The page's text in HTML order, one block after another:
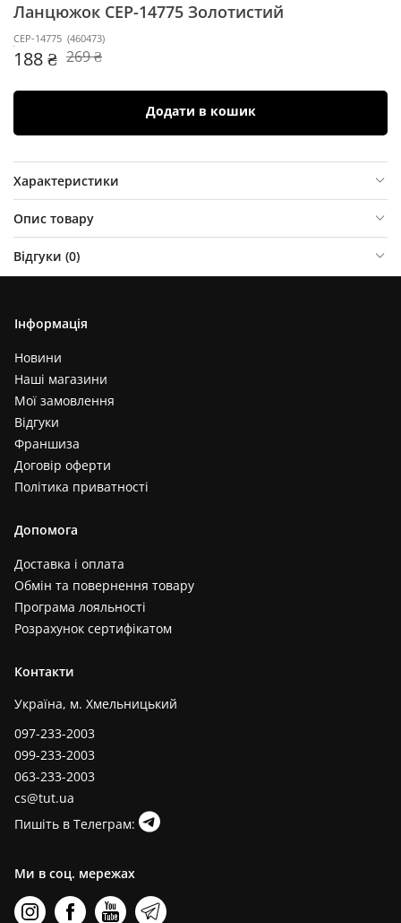
Ланцюжок CEP-14775 Золотистий
CEP-14775 (460473)
188 ₴ 269 ₴
Додати в кошик
Характеристики
Опис товару
Відгуки (0)
Інформація
Новини
Наші магазини
Мої замовлення
Відгуки
Франшиза
Договір оферти
Політика приватності
Допомога
Доставка і оплата
Обмін та повернення товару
Програма лояльності
Розрахунок сертифікатом
Контакти
Україна, м. Хмельницький
097-233-2003
099-233-2003
063-233-2003
cs@tut.ua
Пишіть в Телеграм:
Ми в соц. мережах